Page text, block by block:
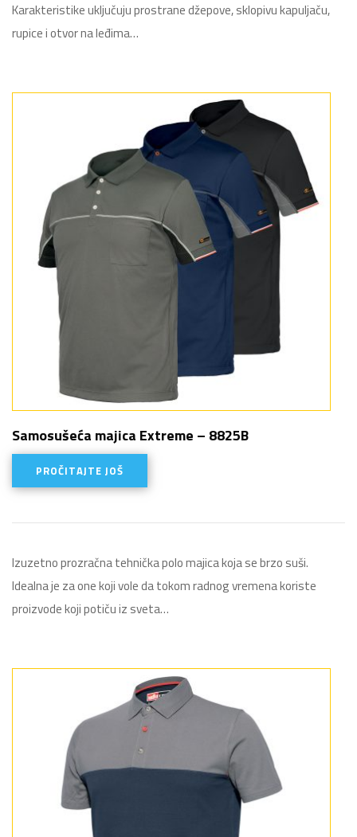
Karakteristike uključuju prostrane džepove, sklopivu kapuljaču,
rupice i otvor na leđima…
Samosušeća majica Extreme – 8825B
PROČITAJTE JOŠ
Izuzetno prozračna tehnička polo majica koja se brzo suši.
Idealna je za one koji vole da tokom radnog vremena koriste
proizvode koji potiču iz sveta…